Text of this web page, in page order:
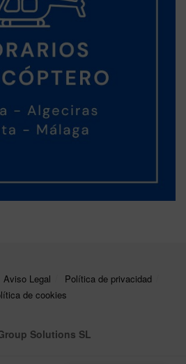
Aviso Legal
Política de privacidad
de cookies
Solutions SL